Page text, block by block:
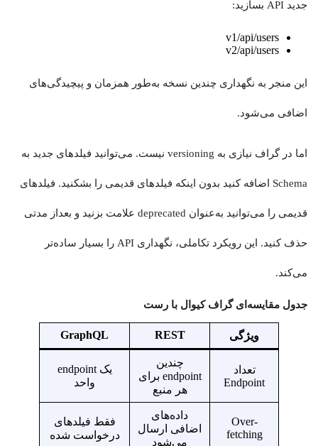
جدید API بسازید:
v1/api/users
v2/api/users
این منجر به نگهداری چندین نسخه به‌طور همزمان و پیچیدگی‌های
اضافی می‌شود.
اما در گراف نیازی به versioning نیست. می‌توانید فیلدهای جدید به
Schema اضافه کنید بدون اینکه فیلدهای قدیمی را بشکنید. فیلدهای
قدیمی را می‌توانید به‌عنوان deprecated علامت بزنید و بعداز مدتی
حذف کنید. این رویکرد تکاملی، نگهداری API را بسیار ساده‌تر
می‌کند.
جدول مقایسه‌ای گراف کیوال با رست
ویژگی REST
GraphQL
تعداد
Endpoint
چندین
endpoint برای
هر منبع
یک endpoint
واحد
Over-
fetching
داده‌های
اضافی ارسال
می‌شود
فقط فیلدهای
درخواست شده